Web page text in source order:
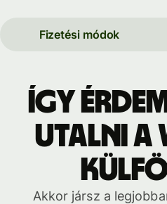
Fizetési módok
Így
utalni a
Akkor jársz a